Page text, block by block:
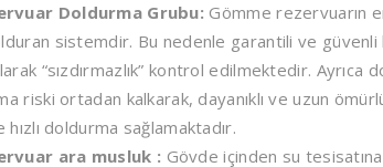
Doldurma Grubu: Gömme rezervuarın
sistemdir. Bu nedenle garantili ve güvenli
“sızdırmazlık” kontrol edilmektedir.
riski ortadan kalkarak, dayanıklı ve uzun
doldurma sağlamaktadır.
ara musluk : Gövde içinden su